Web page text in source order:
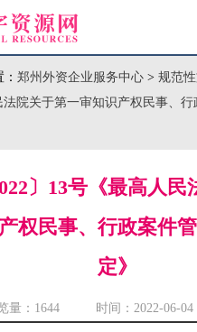
郑州外资企业服务中心 > 规范
法院关于第一审知识产权民事、
〕13号《最高人民
权民事、行政案件
定》
量： 1644 时间：2022-06-04